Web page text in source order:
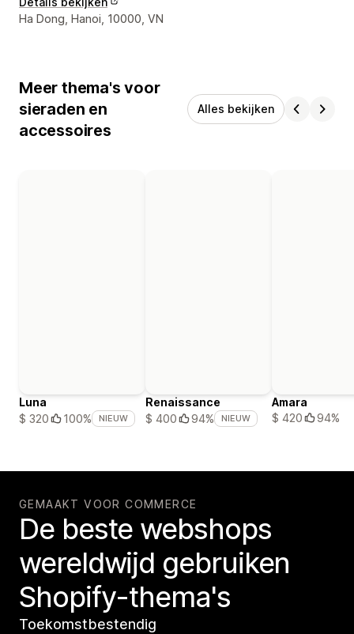
Contactgegevens ontwerper
Ha Dong, Hanoi, 10000, VN
Meer thema's voor
sieraden en
accessoires
Alles bekijken
Luna
$ 320
100% NIEUW
Renaissance
$ 400
94% NIEUW
Amara
$ 420
94%
GEMAAKT VOOR COMMERCE
De beste webshops
wereldwijd gebruiken
Shopify-thema's
Toekomstbestendig